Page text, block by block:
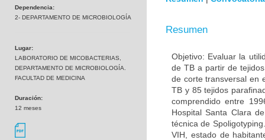
Dependencia:
2- DEPARTAMENTO DE MICROBIOLOGÍA
Lugar:
LABORATORIO DE MICOBACTERIAS,
DEPARTAMENTO DE MICROBIOLOGÍA.
FACULTAD DE MEDICINA
Duración:
12 meses
Resumen
Objetivo: Evaluar la
de TB a partir de
de corte transversal en
TB y 85 tejidos
comprendido entre
Hospital Santa Clara
técnica de
VIH, estado de